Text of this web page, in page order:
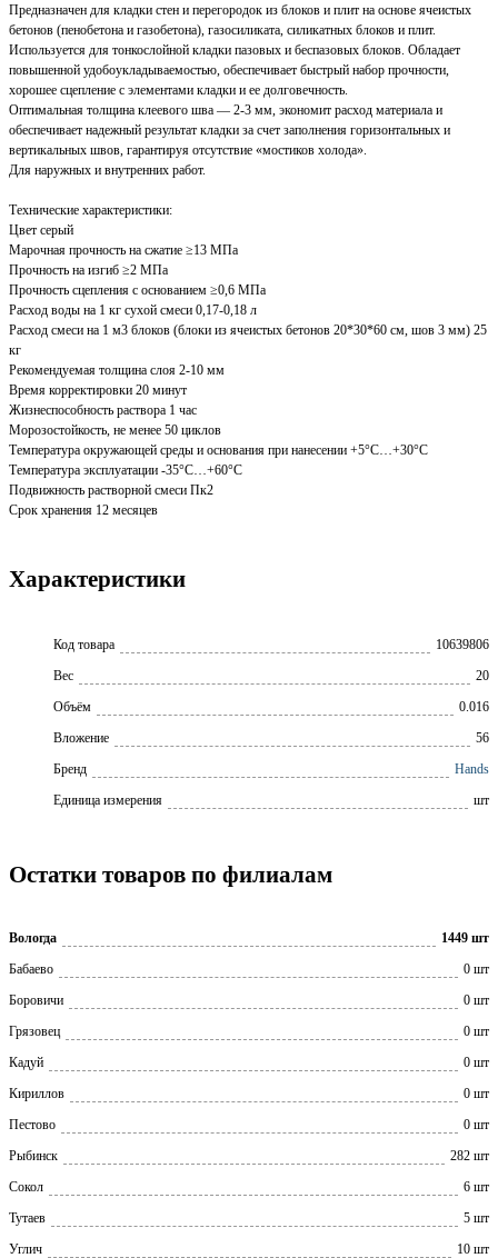
Предназначен для кладки стен и перегородок из блоков и плит на основе ячеистых
бетонов (пенобетона и газобетона), газосиликата, силикатных блоков и плит.
Используется для тонкослойной кладки пазовых и беспазовых блоков. Обладает
повышенной удобоукладываемостью, обеспечивает быстрый набор прочности,
хорошее сцепление с элементами кладки и ее долговечность.
Оптимальная толщина клеевого шва — 2-3 мм, экономит расход материала и
обеспечивает надежный результат кладки за счет заполнения горизонтальных и
вертикальных швов, гарантируя отсутствие «мостиков холода».
Для наружных и внутренних работ.
Технические характеристики:
Цвет серый
Марочная прочность на сжатие ≥13 МПа
Прочность на изгиб ≥2 МПа
Прочность сцепления с основанием ≥0,6 МПа
Расход воды на 1 кг сухой смеси 0,17-0,18 л
Расход смеси на 1 м3 блоков (блоки из ячеистых бетонов 20*30*60 см, шов 3 мм) 25
кг
Рекомендуемая толщина слоя 2-10 мм
Время корректировки 20 минут
Жизнеспособность раствора 1 час
Морозостойкость, не менее 50 циклов
Температура окружающей среды и основания при нанесении +5°С…+30°С
Температура эксплуатации -35°С…+60°С
Подвижность растворной смеси Пк2
Срок хранения 12 месяцев
Характеристики
Код товара
10639806
Вес
20
Объём
0.016
Вложение
56
Бренд
Hands
Единица измерения
шт
Остатки товаров по филиалам
Вологда
1449 шт
Бабаево
0 шт
Боровичи
0 шт
Грязовец
0 шт
Кадуй
0 шт
Кириллов
0 шт
Пестово
0 шт
Рыбинск
282 шт
Сокол
6 шт
Тутаев
5 шт
Углич
10 шт